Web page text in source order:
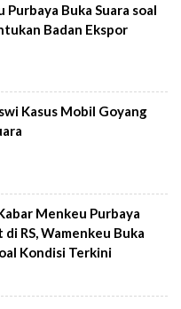
Purbaya Buka Suara soal
Badan Ekspor
Kasus Mobil Goyang
Menkeu Purbaya
RS, Wamenkeu Buka
Kondisi Terkini